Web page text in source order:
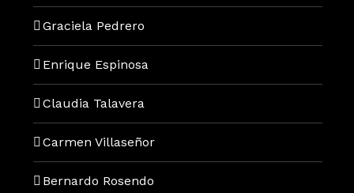
Graciela Pedrero
Enrique Espinosa
Claudia Talavera
Carmen Villaseñor
Bernardo Rosendo